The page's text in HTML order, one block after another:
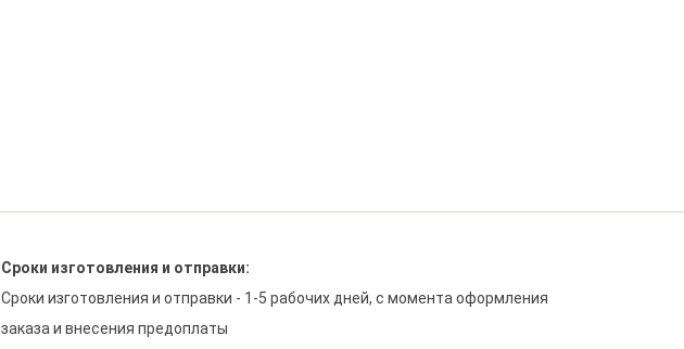
Сроки изготовления и отправки:
Сроки изготовления и отправки - 1-5 рабочих дней, с момента оформления
заказа и внесения предоплаты